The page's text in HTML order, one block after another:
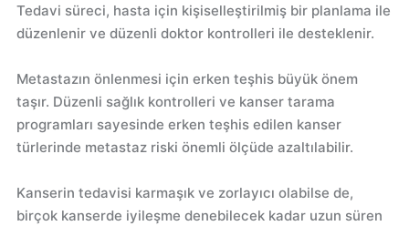
Tedavi süreci, hasta için kişiselleştirilmiş bir planlama ile
düzenlenir ve düzenli doktor kontrolleri ile desteklenir.
Metastazın önlenmesi için erken teşhis büyük önem
taşır. Düzenli sağlık kontrolleri ve kanser tarama
programları sayesinde erken teşhis edilen kanser
türlerinde metastaz riski önemli ölçüde azaltılabilir.
Kanserin tedavisi karmaşık ve zorlayıcı olabilse de,
birçok kanserde iyileşme denebilecek kadar uzun süren